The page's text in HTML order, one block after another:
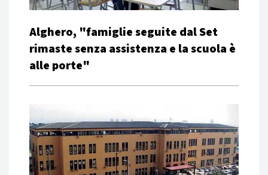
Alghero, "famiglie seguite dal Set
rimaste senza assistenza e la scuola è
alle porte"